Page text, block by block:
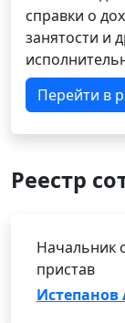
справки о
занятости и
Перейти в
Реестр
Начальник
пристав